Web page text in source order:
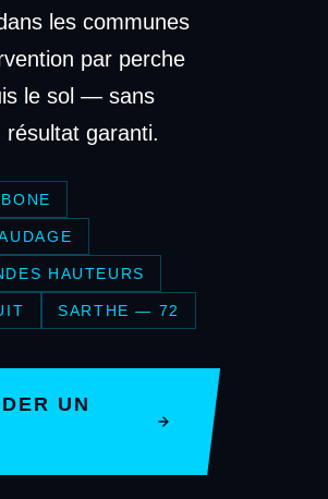
les communes
par perche
le sol — sans
garanti.
HAUTEURS
SARTHE — 72
UN